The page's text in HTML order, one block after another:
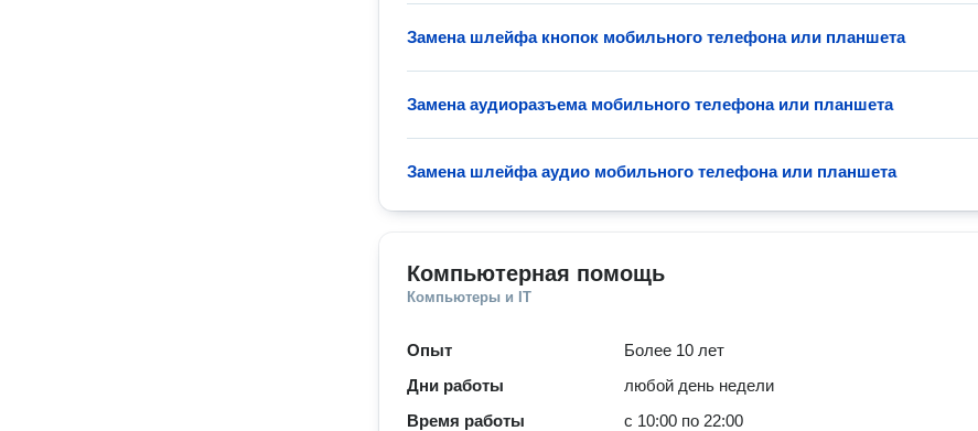
Замена шлейфа кнопок мобильного телефона или планшета
Замена аудиоразъема мобильного телефона или планшета
Замена шлейфа аудио мобильного телефона или планшета
Компьютерная помощь
Компьютеры и IT
Опыт
Более 10 лет
Дни работы
любой день недели
Время работы
с 10:00 по 22:00